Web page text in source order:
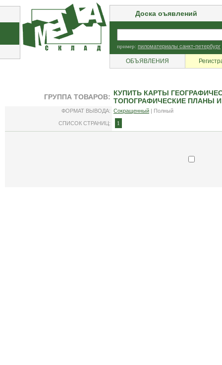
Доска оъявлений
пример: пиломатериалы санкт-петербург
ОБЪЯВЛЕНИЯ
ГРУППА ТОВАРОВ: КУПИТЬ КАРТЫ
ТОПОГРАФИЧЕСКИЕ ПЛАНЫ
ФОРМАТ ВЫВОДА: Сокращенный | Полный
СПИСОК СТРАНИЦ: 1